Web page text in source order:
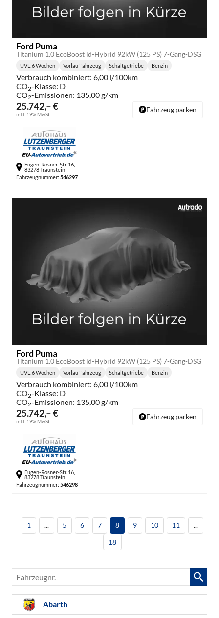
Ford Puma
Titanium 1.0 EcoBoost ld-Hybrid 92kW (125 PS) 7-Gang-DSG
25.742,– €
inkl. 19% MwSt.
Lieferzeit:
UVL :6 Wochen Vorlauffahrzeug
Getriebe:
Schaltgetriebe
Kraftstoff:
Benzin
Verbrauch kombiniert: 6,00 l/100km
CO2-Klasse: D
CO2-Emissionen: 135,00 g/km
Fahrzeug parken
Eugen-Rosner-Str. 16,
83278 Traunstein
Fahrzeugnummer: 546297
Ford Puma
Titanium 1.0 EcoBoost ld-Hybrid 92kW (125 PS) 7-Gang-DSG
25.742,– €
inkl. 19% MwSt.
UVL :6 Wochen Vorlauffahrzeug
Getriebe:
Schaltgetriebe Benzin
Verbrauch kombiniert: 6,00 l/100km
CO2-Klasse: D
CO2-Emissionen: 135,00 g/km
Fahrzeug parken
Eugen-Rosner-Str. 16,
83278 Traunstein
Fahrzeugnummer: 546298
1 ... 5 6 7 8 9 10 11
...
18
Fahrzeugnr.
Abarth